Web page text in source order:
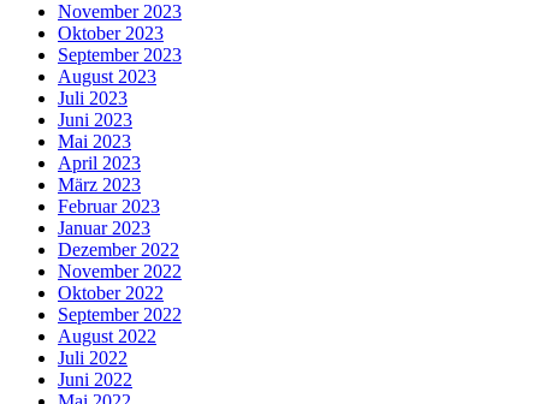
November 2023
Oktober 2023
September 2023
August 2023
Juli 2023
Juni 2023
Mai 2023
April 2023
März 2023
Februar 2023
Januar 2023
Dezember 2022
November 2022
Oktober 2022
September 2022
August 2022
Juli 2022
Juni 2022